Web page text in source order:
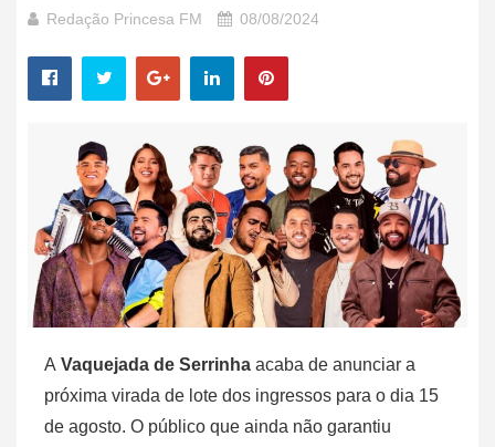
Redação Princesa FM 08/08/2024
A Vaquejada de Serrinha acaba de anunciar a
próxima virada de lote dos ingressos para o dia 15
de agosto. O público que ainda não garantiu